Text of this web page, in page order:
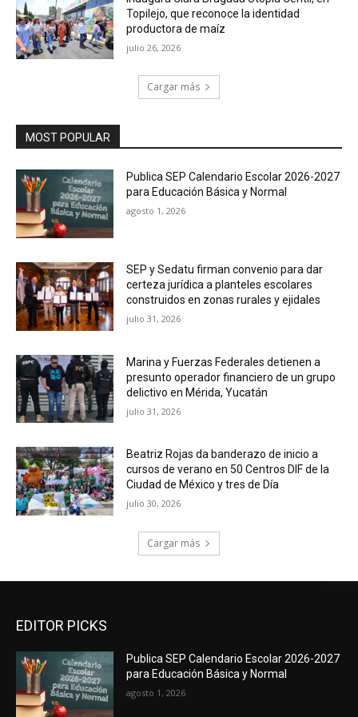
Topilejo, que reconoce la identidad
productora de maíz
julio 26, 2026
Cargar más
MOST POPULAR
Publica SEP Calendario Escolar 2026-2027
para Educación Básica y Normal
agosto 1, 2026
SEP y Sedatu firman convenio para dar
certeza jurídica a planteles escolares
construidos en zonas rurales y ejidales
julio 31, 2026
Marina y Fuerzas Federales detienen a
presunto operador financiero de un grupo
delictivo en Mérida, Yucatán
julio 31, 2026
Beatriz Rojas da banderazo de inicio a
cursos de verano en 50 Centros DIF de la
Ciudad de México y tres de Día
julio 30, 2026
Cargar más
EDITOR PICKS
Publica SEP Calendario Escolar 2026-2027
para Educación Básica y Normal
agosto 1, 2026